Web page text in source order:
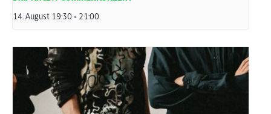
14. August 19:30 - 21:00